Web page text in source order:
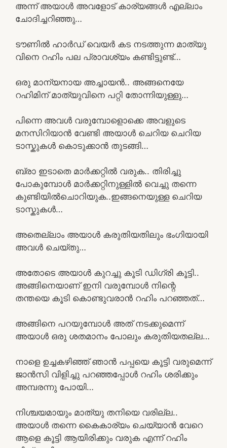
അന്ന് അയാൾ അവളോട് കാര്യങ്ങൾ എല്ലാം
ചോദിച്ചറിഞ്ഞു…
ടൗണിൽ ഹാർഡ് വെയർ കട നടത്തുന്ന മാത്യു
വിനെ റഹിം പല പ്രാവശ്യം കണ്ടിട്ടുണ്ട്…
ഒരു മാന്യനായ അച്ചായൻ.. അങ്ങനെയേ
റഹിമിന് മാത്യുവിനെ പറ്റി തോന്നിയുള്ളു…
പിന്നെ അവൾ വരുമ്പോളൊക്കെ അവളുടെ
മനസിറിയാൻ വേണ്ടി അയാൾ ചെറിയ ചെറിയ
ടാസ്കുകൾ കൊടുക്കാൻ തുടങ്ങി…
ബ്രാ ഇടാതെ മാർക്കറ്റിൽ വരുക.. തിരിച്ചു
പോകുമ്പോൾ മാർക്കറ്റിനുള്ളിൽ വെച്ചു തന്നെ
കുണ്ടിയിൽചൊറിയുക..ഇങ്ങനെയുള്ള ചെറിയ
ടാസ്കുകൾ…
അതെല്ലാം അയാൾ കരുതിയതിലും ഭംഗിയായി
അവൾ ചെയ്തു…
അതോടെ അയാൾ കുറച്ചു കൂടി ഡിഗ്രി കൂട്ടി..
അങ്ങിനെയാണ് ഇനി വരുമ്പോൾ നിന്റെ
തന്തയെ കൂടി കൊണ്ടുവരാൻ റഹിം പറഞ്ഞത്…
അങ്ങിനെ പറയുമ്പോൾ അത് നടക്കുമെന്ന്
അയാൾ ഒരു ശതമാനം പോലും കരുതിയതല്ല…
നാളെ ഉച്ചകഴിഞ്ഞ് ഞാൻ പപ്പയെ കൂട്ടി വരുമെന്ന്
ജാൻസി വിളിച്ചു പറഞ്ഞപ്പോൾ റഹിം ശരിക്കും
അമ്പരന്നു പോയി…
നിശ്ചയമായും മാത്യു തനിയെ വരില്ല..
അയാൾ തന്നെ കൈകാര്യം ചെയ്യാൻ വേറെ
ആളെ കൂട്ടി ആയിരിക്കും വരുക എന്ന് റഹിം